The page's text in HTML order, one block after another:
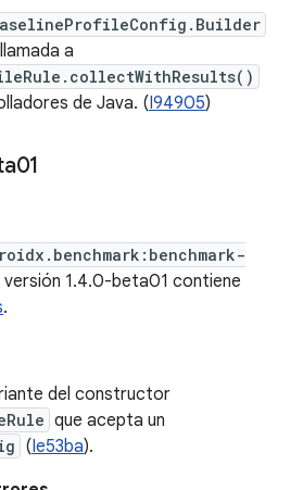
a
de Java. (I94905)
versión 1.4.0-beta01 contiene
.
del constructor
que acepta un
(Ie53ba).